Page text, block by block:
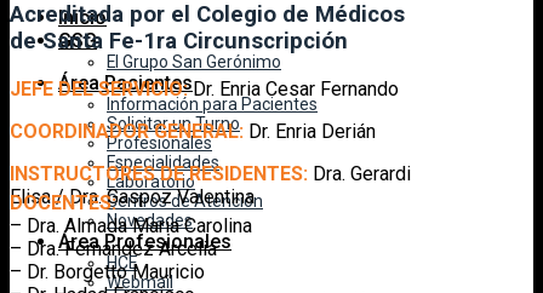
Inicio
GSG
El Grupo San Gerónimo
Área Pacientes
Información para Pacientes
Solicitar un Turno
Profesionales
Especialidades
Laboratorio
Centros de Atención
Novedades
Área Profesionales
HCE
Webmail
Acreditada por el Colegio de Médicos
de Santa Fe-1ra Circunscripción
JEFE DEL SERVICIO: Dr. Enria Cesar Fernando
COORDINADOR GENERAL: Dr. Enria Derián
INSTRUCTORES DE RESIDENTES: Dra. Gerardi
Elisa / Dra. Gaspoz Valentina
DOCENTES:
– Dra. Almada Maria Carolina
– Dra. Fernandez Arcelia
– Dr. Borgetto Mauricio